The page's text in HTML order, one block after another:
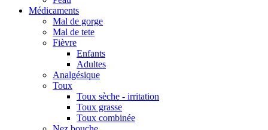
Médicaments
Mal de gorge
Mal de tete
Fièvre
Enfants
Adultes
Analgésique
Toux
Toux sèche - irritation
Toux grasse
Toux combinée